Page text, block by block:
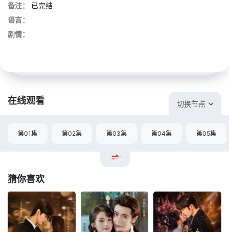
备注：
已完结
语言：
剧情：
在线观看 切换节点
第01集 第02集 第03集 第04集 第05集
猜你喜欢